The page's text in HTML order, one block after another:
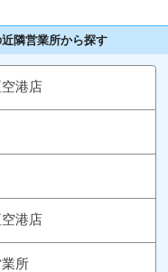
隣営業所から探す
港店
港店
所